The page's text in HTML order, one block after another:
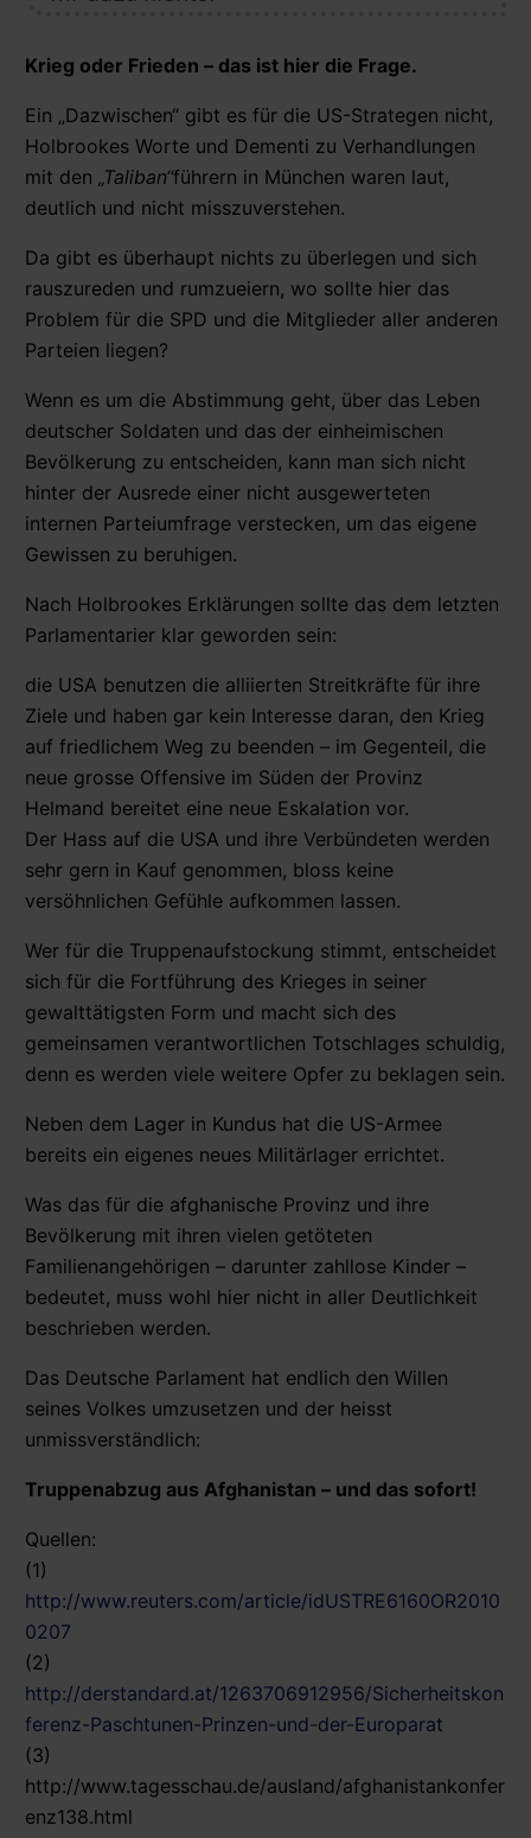
Krieg oder Frieden – das ist hier die Frage.
Ein „Dazwischen“ gibt es für die US-Strategen nicht,
Holbrookes Worte und Dementi zu Verhandlungen
mit den „Taliban“führern in München waren laut,
deutlich und nicht misszuverstehen.
Da gibt es überhaupt nichts zu überlegen und sich
rauszureden und rumzueiern, wo sollte hier das
Problem für die SPD und die Mitglieder aller anderen
Parteien liegen?
Wenn es um die Abstimmung geht, über das Leben
deutscher Soldaten und das der einheimischen
Bevölkerung zu entscheiden, kann man sich nicht
hinter der Ausrede einer nicht ausgewerteten
internen Parteiumfrage verstecken, um das eigene
Gewissen zu beruhigen.
Nach Holbrookes Erklärungen sollte das dem letzten
Parlamentarier klar geworden sein:
die USA benutzen die alliierten Streitkräfte für ihre
Ziele und haben gar kein Interesse daran, den Krieg
auf friedlichem Weg zu beenden – im Gegenteil, die
neue grosse Offensive im Süden der Provinz
Helmand bereitet eine neue Eskalation vor.
Der Hass auf die USA und ihre Verbündeten werden
sehr gern in Kauf genommen, bloss keine
versöhnlichen Gefühle aufkommen lassen.
Wer für die Truppenaufstockung stimmt, entscheidet
sich für die Fortführung des Krieges in seiner
gewalttätigsten Form und macht sich des
gemeinsamen verantwortlichen Totschlages schuldig,
denn es werden viele weitere Opfer zu beklagen sein.
Neben dem Lager in Kundus hat die US-Armee
bereits ein eigenes neues Militärlager errichtet.
Was das für die afghanische Provinz und ihre
Bevölkerung mit ihren vielen getöteten
Familienangehörigen – darunter zahllose Kinder –
bedeutet, muss wohl hier nicht in aller Deutlichkeit
beschrieben werden.
Das Deutsche Parlament hat endlich den Willen
seines Volkes umzusetzen und der heisst
unmissverständlich:
Truppenabzug aus Afghanistan – und das sofort!
Quellen:
(1)
http://www.reuters.com/article/idUSTRE6160OR2010
0207
(2)
http://derstandard.at/1263706912956/Sicherheitskon
ferenz-Paschtunen-Prinzen-und-der-Europarat
(3)
http://www.tagesschau.de/ausland/afghanistankonfer
enz138.html